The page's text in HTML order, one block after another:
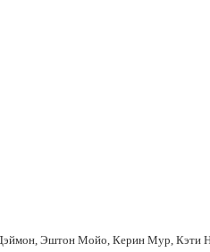
Дэймон, Эштон Мойо, Керин Мур, Кэти